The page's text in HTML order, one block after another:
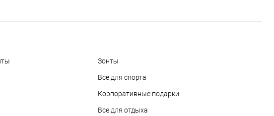
Зонты
Все для спорта
Корпоративные подарки
Все для отдыха